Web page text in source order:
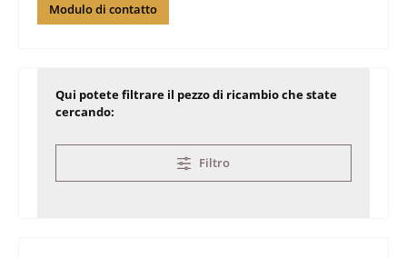
Modulo di contatto
Qui potete filtrare il pezzo di ricambio che state
cercando:
Filtro